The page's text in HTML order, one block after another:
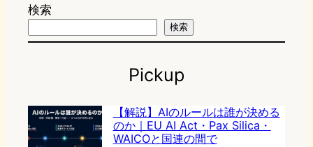
検索
検索
Pickup
【解説】AIのルールは誰が決める
のか｜EU AI Act・Pax Silica・
WAICOと国連の間で